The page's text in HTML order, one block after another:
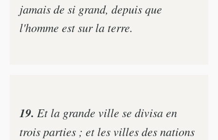
jamais de si grand, depuis que
l'homme est sur la terre.
19. Et la grande ville se divisa en
trois parties ; et les villes des nations